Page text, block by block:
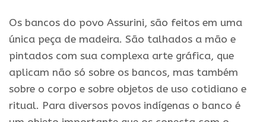
Os bancos do povo Assurini, são feitos em uma
única peça de madeira. São talhados a mão e
pintados com sua complexa arte gráfica, que
aplicam não só sobre os bancos, mas também
sobre o corpo e sobre objetos de uso cotidiano e
ritual. Para diversos povos indígenas o banco é